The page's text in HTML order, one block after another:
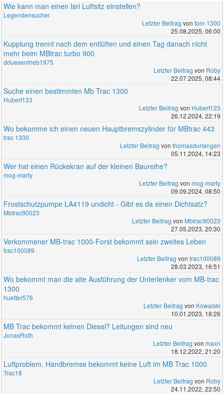
Wie kann man einen Isri Luftsitz einstellen?
Legendensucher
Letzter Beitrag von tom-1300
25.08.2025, 06:00
Kupplung trennt nach dem entlüften und einen Tag danach nicht
mehr beim MBtrac turbo 900
dduesentrieb1975
Letzter Beitrag von Roby
22.07.2025, 08:44
Suche einen bestimmten Mb Trac 1300
Hubert123
Letzter Beitrag von Hubert123
26.12.2024, 22:19
Wo bekomme ich einen neuen Hauptbremszylinder für MBtrac 443
trac 1300
Letzter Beitrag von thomasdurlangen
05.11.2024, 14:23
Wer hat einen Rückekran auf der kleinen Baureihe?
mog-marty
Letzter Beitrag von mog-marty
09.09.2024, 08:50
Frostschutzpumpe LA4119 undicht - Gibt es da einen Dichtsatz?
Mbtrac90023
Letzter Beitrag von Mbtrac90023
27.05.2023, 20:30
Verkommener MB-trac 1000-Forst bekommt sein zweites Leben
trac100089
Letzter Beitrag von trac100089
28.03.2023, 16:51
Wo bekommt man die alte Ausführung der Unterlenker vom MB-trac
1300
huetter576
Letzter Beitrag von Kowalski
10.01.2023, 18:26
MB Trac bekommt keinen Diesel? Leitungen sind neu
JonasRoth
Letzter Beitrag von maxn
18.12.2022, 21:20
Luftproblem, Handbremse bekommt keine Luft im MB Trac 1000
Trac18
Letzter Beitrag von Roby
24.11.2022, 22:50